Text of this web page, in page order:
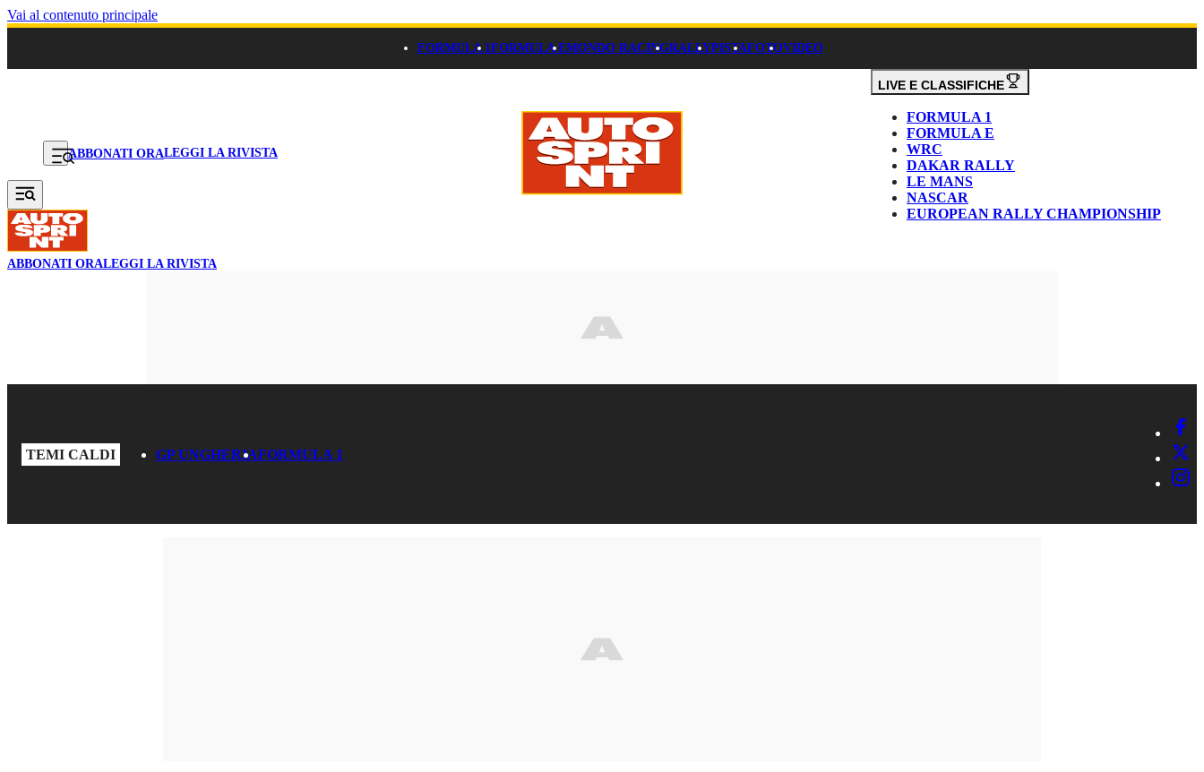
Vai al contenuto principale
FORMULA 1FORMULA EMONDO RACINGRALLYPISTAFOTOVIDEO
ABBONATI ORALEGGI LA RIVISTA
LIVE E CLASSIFICHE
FORMULA 1
FORMULA E
WRC
DAKAR RALLY
LE MANS
NASCAR
EUROPEAN RALLY CHAMPIONSHIP
ABBONATI ORALEGGI LA RIVISTA
TEMI CALDI GP UNGHERIAFORMULA 1